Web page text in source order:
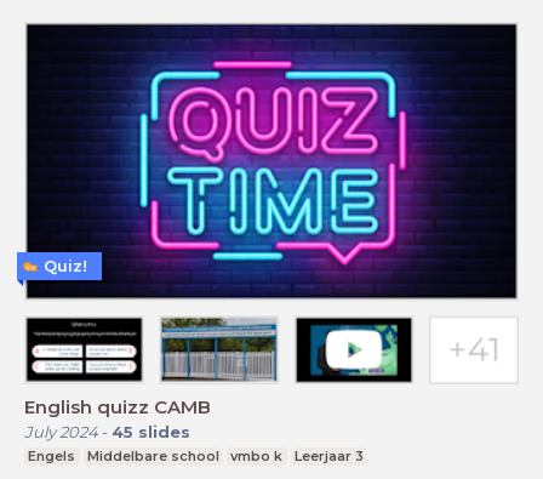
English quizz CAMB
July 2024- 45 slides
Engels Middelbare school vmbo k Leerjaar 3
Quiz!